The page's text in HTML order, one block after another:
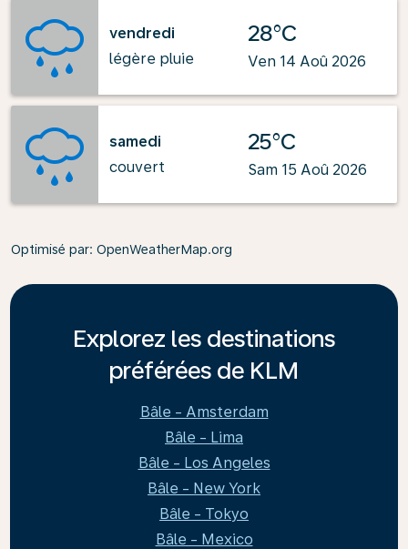
vendredi
légère pluie
28°C
Ven 14 Aoû 2026
samedi
couvert
25°C
Sam 15 Aoû 2026
Optimisé par: OpenWeatherMap.org
Explorez les destinations
préférées de KLM
Bâle - Amsterdam
Bâle - Lima
Bâle - Los Angeles
Bâle - New York
Bâle - Tokyo
Bâle - Mexico